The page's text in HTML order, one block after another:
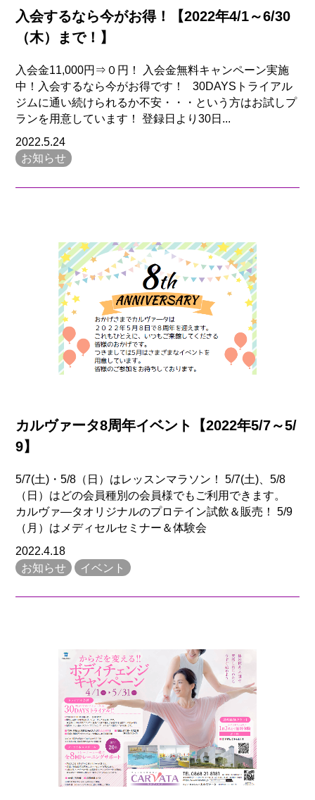
入会するなら今がお得！【2022年4/1～6/30
（木）まで！】
入会金11,000円⇒０円！ 入会金無料キャンペーン実施
中！入会するなら今がお得です！ 30DAYSトライアル
ジムに通い続けられるか不安・・・という方はお試しプ
ランを用意しています！ 登録日より30日...
2022.5.24
お知らせ
カルヴァータ8周年イベント【2022年5/7～5/
9】
5/7(土)・5/8（日）はレッスンマラソン！ 5/7(土)、5/8
（日）はどの会員種別の会員様でもご利用できます。
カルヴァ―タオリジナルのプロテイン試飲＆販売！ 5/9
（月）はメディセルセミナー＆体験会
2022.4.18
お知らせ
イベント